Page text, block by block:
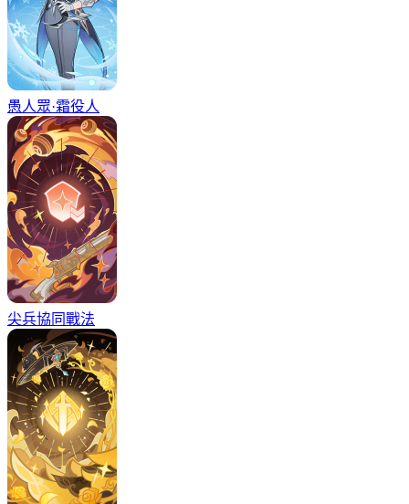
愚人眾·霜役人
尖兵協同戰法